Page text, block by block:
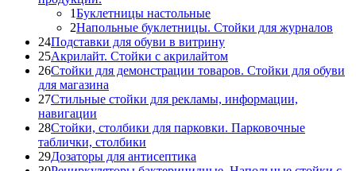
1Буклетницы настольные
2Напольные буклетницы. Стойки для журналов
24Подставки для обуви в витрину
25Акрилайт. Стойки с акрилайтом
26Стойки для демонстрации товаров. Стойки для обуви
для магазина
27Стильные стойки для рекламы, информации,
навигации
28Стойки, столбики для парковки. Парковочные
таблички, столбики
29Дозаторы для антисептика